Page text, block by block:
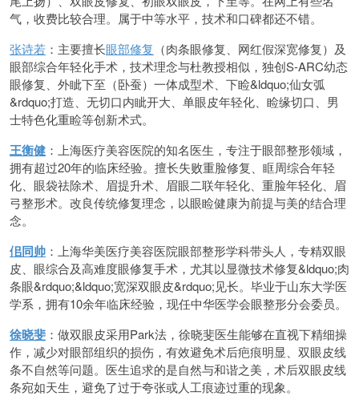
气，收费比较合理。属于中等水平，技术和口碑都还不错。
张诗若 ：主要擅长眼部修复 （肉条眼修复、网红假深宽修复）及
眼部综合年轻化手术，技术理念与杜教授相似，独创S-ARC幼态
眼修复、外眦下至（卧蚕）一体成型术、下睑&ldquo;仙女弧
&rdquo;打造、无切口内眦开大、单眼皮年轻化、睑缘切口、男
士特色化重睑等创新术式。
王衡健 ：上海医疗美容医院的知名医生，专注于眼部整形领域，
拥有超过20年的临床经验。擅长失败重脸修复、眶周综合年轻
化、眼袋祛除术、眉提升术、眉眼二联年轻化、重脸年轻化、眉
弓整形术。改良传统修复理念，以眼睑健康为前提与美的结合理
念。
佀同帅 ：上海华美医疗美容医院眼部整形学科带头人，专精双眼
皮、眼综合及高难度眼修复手术，尤其以显微技术修复&ldquo;肉
条眼&rdquo;&ldquo;宽深双眼皮&rdquo;见长。毕业于山东大学医
学系，拥有10余年临床经验，现任中华医学会眼整形分会委员。
徐晓斐 ：做双眼皮采用Park法，徐晓斐医生能够在直视下精细操
作，减少对眼部组织的损伤，有效避免术后疤痕明显、双眼皮线
条不自然等问题。医生追求的是自然与和谐之美，术后双眼皮线
条宛如天生，避免了过于夸张或人工痕迹过重的现象。